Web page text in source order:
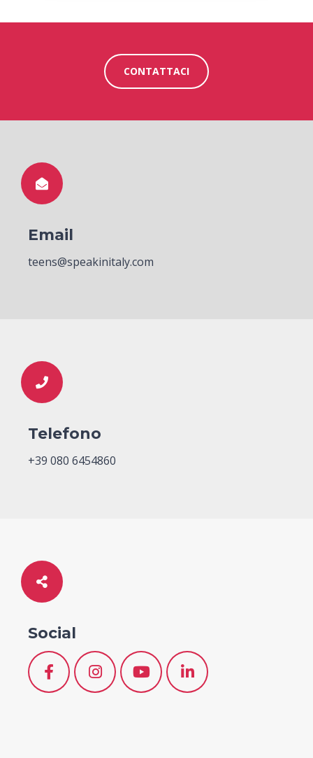
CONTATTACI
Email
teens@speakinitaly.com
Telefono
+39 080 6454860
Social